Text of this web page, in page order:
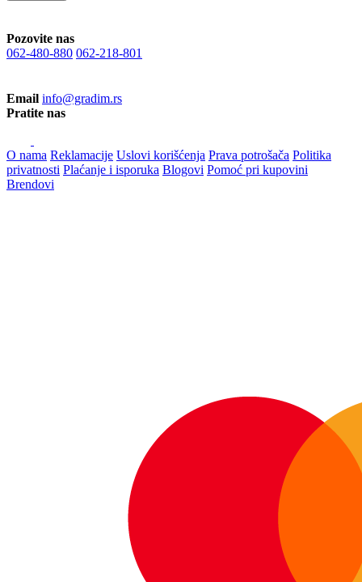
Pozovite nas
062-480-880 062-218-801
Email info@gradim.rs
Pratite nas
O nama Reklamacije Uslovi korišćenja Prava potrošača Politika
privatnosti Plaćanje i isporuka Blogovi Pomoć pri kupovini
Brendovi